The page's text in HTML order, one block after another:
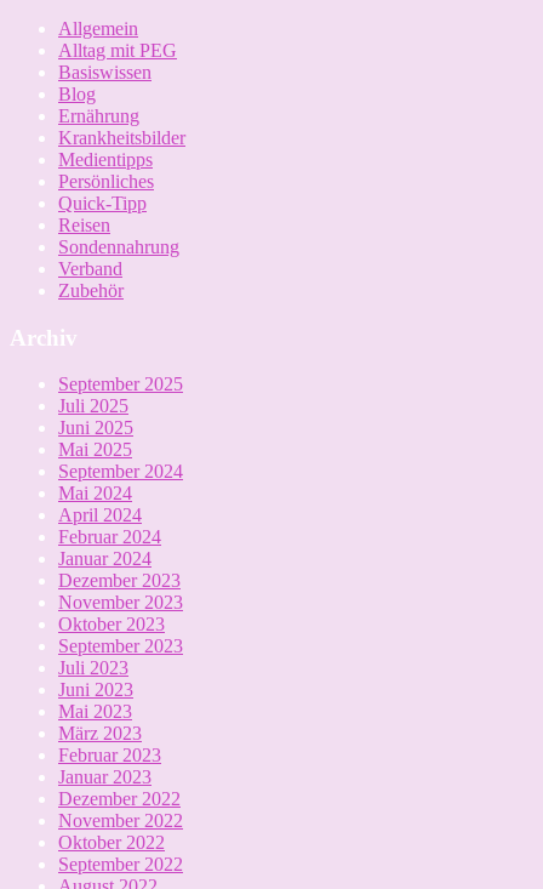
Allgemein
Alltag mit PEG
Basiswissen
Blog
Ernährung
Krankheitsbilder
Medientipps
Persönliches
Quick-Tipp
Reisen
Sondennahrung
Verband
Zubehör
Archiv
September 2025
Juli 2025
Juni 2025
Mai 2025
September 2024
Mai 2024
April 2024
Februar 2024
Januar 2024
Dezember 2023
November 2023
Oktober 2023
September 2023
Juli 2023
Juni 2023
Mai 2023
März 2023
Februar 2023
Januar 2023
Dezember 2022
November 2022
Oktober 2022
September 2022